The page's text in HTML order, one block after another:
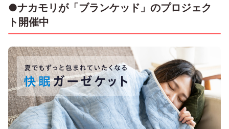
●ナカモリが「ブランケッド」のプロジェク
ト開催中